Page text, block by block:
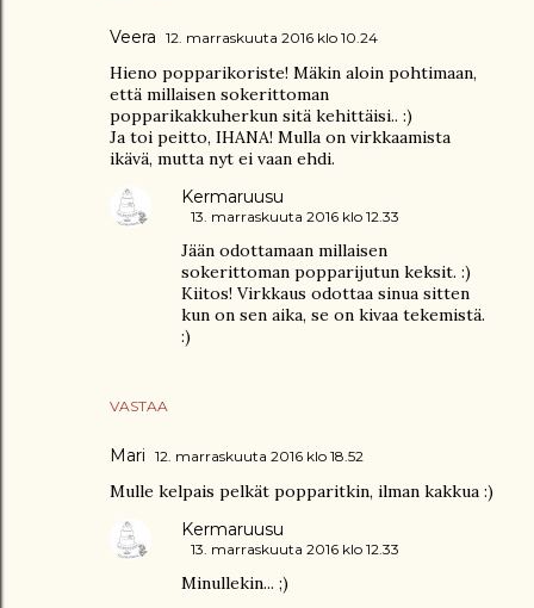
Veera 12. marraskuuta 2016 klo 10.24
Hieno popparikoriste! Mäkin aloin pohtimaan,
että millaisen sokerittoman
popparikakkuherkun sitä kehittäisi.. :)
Ja toi peitto, IHANA! Mulla on virkkaamista
ikävä, mutta nyt ei vaan ehdi.
VASTAA
Kermaruusu
13. marraskuuta 2016 klo 12.33
Jään odottamaan millaisen
sokerittoman popparijutun keksit. :)
Kiitos! Virkkaus odottaa sinua sitten
kun on sen aika, se on kivaa tekemistä.
:)
Mari 12. marraskuuta 2016 klo 18.52
Mulle kelpais pelkät popparitkin, ilman kakkua :)
Kermaruusu
13. marraskuuta 2016 klo 12.33
Minullekin... ;)